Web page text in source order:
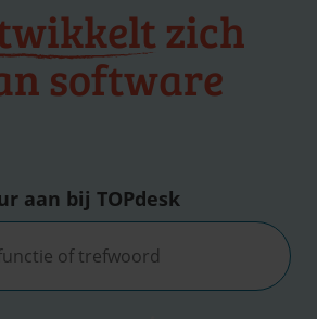
zich
software
aan bij TOPdesk